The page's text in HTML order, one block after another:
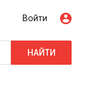
Войти
НАЙТИ